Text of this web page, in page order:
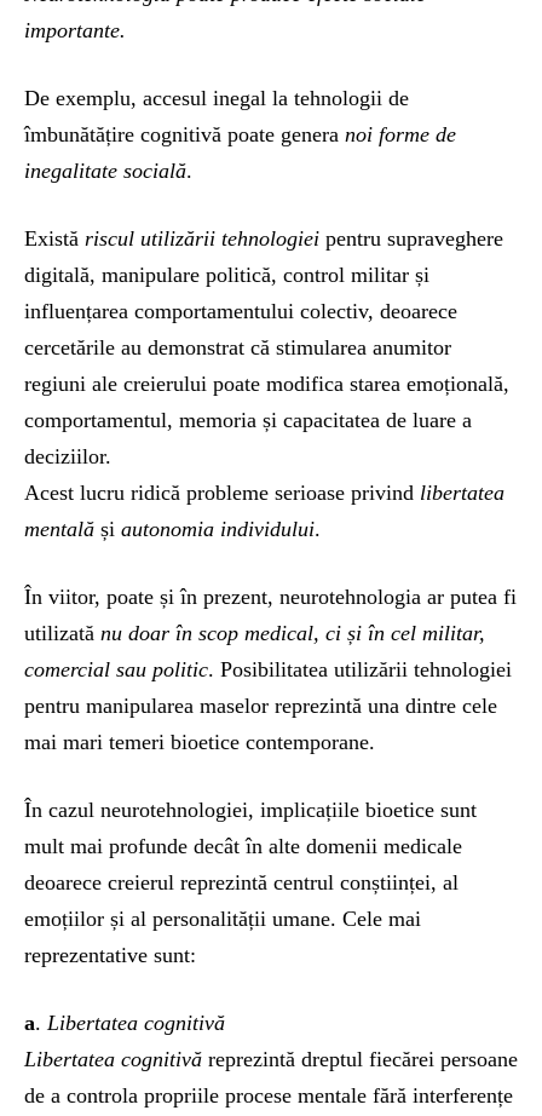
importante.
De exemplu, accesul inegal la tehnologii de
îmbunătățire cognitivă poate genera noi forme de
inegalitate socială.
Există riscul utilizării tehnologiei pentru supraveghere
digitală, manipulare politică, control militar și
influențarea comportamentului colectiv, deoarece
cercetările au demonstrat că stimularea anumitor
regiuni ale creierului poate modifica starea emoțională,
comportamentul, memoria și capacitatea de luare a
deciziilor.
Acest lucru ridică probleme serioase privind libertatea
mentală și autonomia individului.
În viitor, poate și în prezent, neurotehnologia ar putea fi
utilizată nu doar în scop medical, ci și în cel militar,
comercial sau politic. Posibilitatea utilizării tehnologiei
pentru manipularea maselor reprezintă una dintre cele
mai mari temeri bioetice contemporane.
În cazul neurotehnologiei, implicațiile bioetice sunt
mult mai profunde decât în alte domenii medicale
deoarece creierul reprezintă centrul conștiinței, al
emoțiilor și al personalității umane. Cele mai
reprezentative sunt:
a. Libertatea cognitivă
Libertatea cognitivă reprezintă dreptul fiecărei persoane
de a controla propriile procese mentale fără interferențe